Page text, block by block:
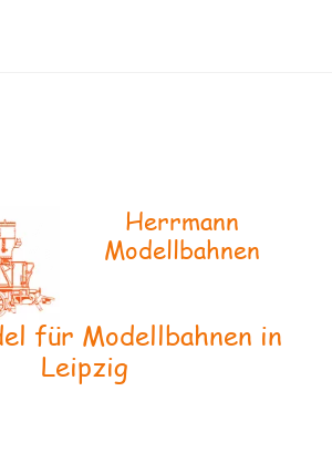
Herrmann
Modellbahnen
für Modellbahnen in
Leipzig